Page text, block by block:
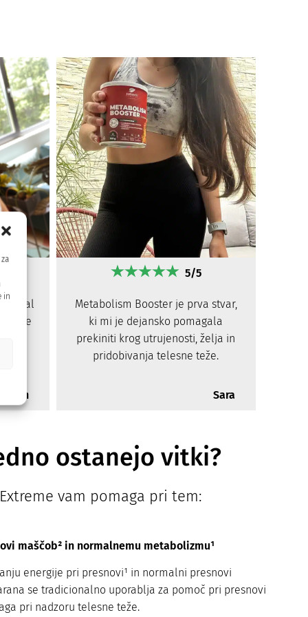
in
želje
Adnen
5/5
Metabolism Booster je prva stvar,
ki mi je dejansko pomagala
prekiniti krog utrujenosti, želja in
pridobivanja telesne teže.
Sara
ostanejo vitki?
vam pomaga pri tem:
maščob² in normalnemu metabolizmu¹
energije pri presnovi¹ in normalni presnovi
se tradicionalno uporablja za pomoč pri presnovi
pri nadzoru telesne teže.